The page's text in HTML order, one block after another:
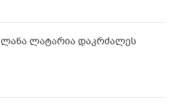
ლანა ლატარია დაკრძალეს